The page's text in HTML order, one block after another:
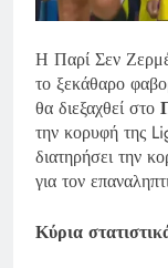
Η Παρί Σεν
το ξεκάθαρο
θα διεξαχθεί στο
την κορυφή της
διατηρήσει την
για τον
Κύρια